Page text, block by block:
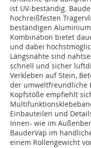
ist UV-beständig.
hochreißfesten
beständigen
Kombination bietet
und dabei
Längsnähte sind
schnell und sicher
Verkleben auf Stein,
der umweltfreundliche
Kopfstöße empfiehlt
Einbauteilen und
Innen- wie im
BauderVap im
einem Rollengewicht